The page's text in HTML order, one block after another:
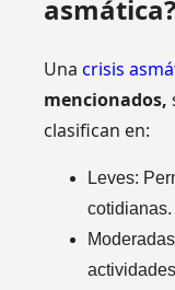
asmática?
Unacrisis
mencionados,
clasifican en:
Leves:
cotidianas.